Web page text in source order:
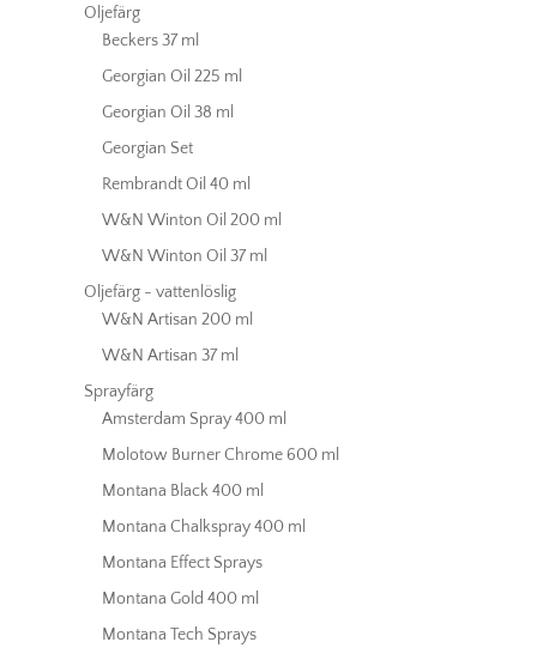
Oljefärg
Beckers 37 ml
Georgian Oil 225 ml
Georgian Oil 38 ml
Georgian Set
Rembrandt Oil 40 ml
W&N Winton Oil 200 ml
W&N Winton Oil 37 ml
Oljefärg - vattenlöslig
W&N Artisan 200 ml
W&N Artisan 37 ml
Sprayfärg
Amsterdam Spray 400 ml
Molotow Burner Chrome 600 ml
Montana Black 400 ml
Montana Chalkspray 400 ml
Montana Effect Sprays
Montana Gold 400 ml
Montana Tech Sprays